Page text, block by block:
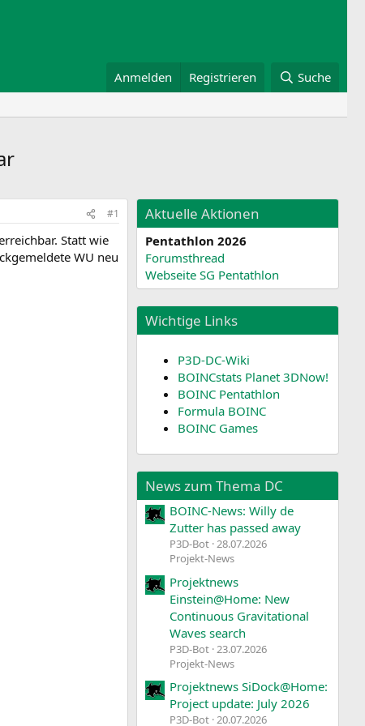
Anmelden Registrieren Suche
#1
Statt wie
WU neu
Aktuelle Aktionen
Pentathlon 2026
Forumsthread
Webseite SG Pentathlon
Wichtige Links
P3D-DC-Wiki
BOINCstats Planet 3DNow!
BOINC Pentathlon
Formula BOINC
BOINC Games
News zum Thema DC
BOINC-News: Willy de
Zutter has passed away
P3D-Bot 28.07.2026
Projekt-News
Projektnews
Einstein@Home: New
Continuous Gravitational
Waves search
P3D-Bot 23.07.2026
Projekt-News
Projektnews SiDock@Home:
Project update: July 2026
P3D-Bot 20.07.2026